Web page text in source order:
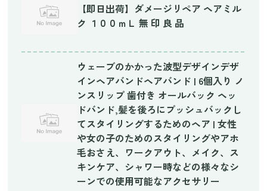
【即日出荷】ダメージリペア ヘアミル
ク １００ｍＬ 無 印 良 品
ウェーブのかかった波型デザインデザ
インヘアバンドヘアバンド | 6個入り ノ
ンスリップ 歯付き オールバック ヘッ
ドバンド,髪を後ろにプッシュバックし
てスタイリングするためのヘア | 女性
や女の子のためのスタイリングやアホ
毛おさえ、ワークアウト、メイク、ス
キンケア、シャワー時などの様々なシ
ーンでの使用可能なアクセサリー